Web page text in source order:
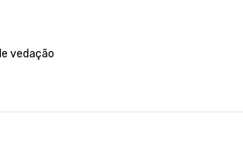
vedação